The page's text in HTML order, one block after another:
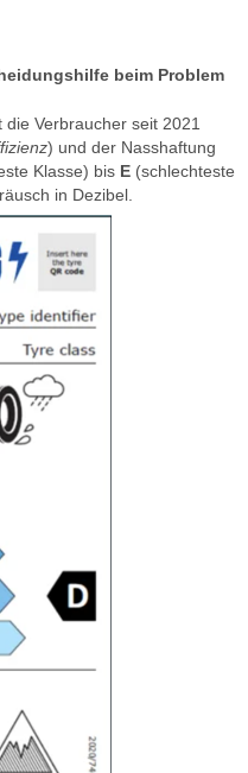
beim Problem
Verbraucher seit 2021
) und der Nasshaftung
Klasse) bis E (schlechteste
in Dezibel.